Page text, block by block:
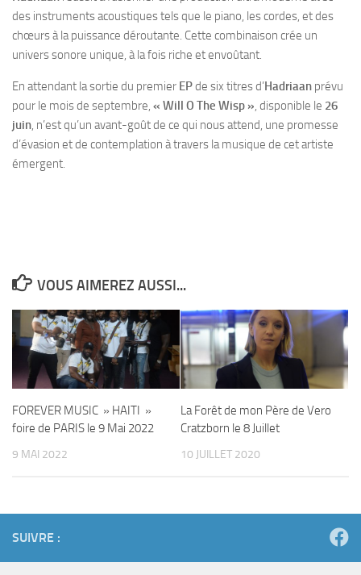
des instruments acoustiques tels que le piano, les cordes, et des
chœurs à la puissance déroutante. Cette combinaison crée un
univers sonore unique, à la fois riche et envoûtant.
En attendant la sortie du premier EPde six titres d’Hadriaan prévu
pour le mois de septembre, « Will O The Wisp », disponible le 26
juin, n’est qu’un avant-goût de ce qui nous attend, une promesse
d’évasion et de contemplation à travers la musique de cet artiste
émergent.
VOUS AIMEREZ AUSSI...
FOREVER MUSIC » HAITI »
foire de PARIS le 9 Mai 2022
9 MAI 2022
La Forêt de mon Père de Vero
Cratzborn le 8 Juillet
10 JUILLET 2020
SUIVRE :